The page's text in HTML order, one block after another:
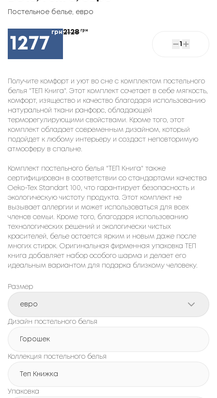
Постельное белье евро
1277
грн2128 грн
1
Получите комфорт и уют во сне с комплектом постельного
белья "ТЕП Книга". Этот комплект сочетает в себе мягкость,
комфорт, изящество и качество благодаря использованию
натуральной ткани ранфорс, обладающей
терморегулирующими свойствами. Кроме того, этот
комплект обладает современным дизайном, который
подойдет к любому интерьеру и создаст неповторимую
атмосферу в спальне.
Комплект постельного белья "ТЕП Книга" также
сертифицирован в соответствии со стандартами качества
Oeko-Tex Standart 100, что гарантирует безопасность и
экологическую чистоту продукта. Этот комплект не
вызывает аллергии и может использоваться для всех
членов семьи. Кроме того, благодаря использованию
технологических решений и экологически чистых
красителей, белье остается ярким и новым даже после
многих стирок. Оригинальная фирменная упаковка ТЕП
книга добавляет набор особого шарма и делает его
идеальным вариантом для подарка близкому человеку.
Размер
евро
Дизайн постельного белья
Горошек
Коллекция постельного белья
Теп Книжка
Упаковка